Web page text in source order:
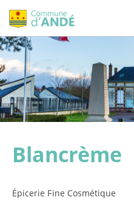
Blancrème
Épicerie Fine Cosmétique